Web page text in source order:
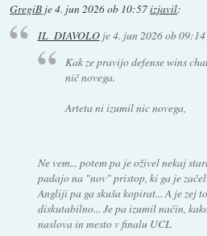
GregiB je4. jun 2026 ob 10:57izjavil:
IL_DIAVOLOje4. jun 2026 ob 09:14
Kak ze pravijo defense wins
nič novega.
Arteta ni izumil nic novega,
Ne vem... potem pa je oživel nekaj
padajo na "nov" pristop, ki ga je
Angliji pa ga skuša kopirat... A je zej
diskutabilno... Je pa izumil način,
naslova in mesto v finalu UCL